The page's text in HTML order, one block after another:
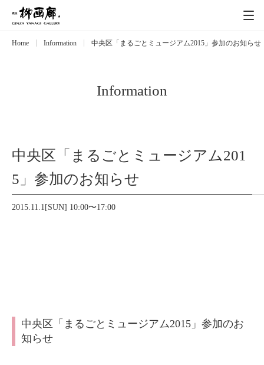
Exhibitions 展覧会
Art works 作品一覧
Catalog カタログ
Contact
Home Information 中央区「まるごとミュージアム2015」参加のお知らせ
Information
中央区「まるごとミュージアム201
5」参加のお知らせ
2015.11.1[SUN] 10:00〜17:00
中央区「まるごとミュージアム2015」参加のお
知らせ